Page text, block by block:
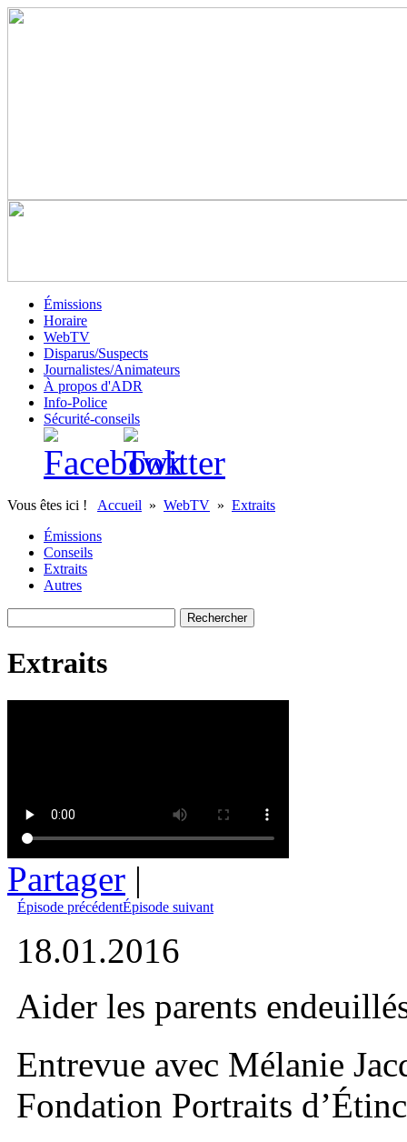
Émissions
Horaire
WebTV
Disparus/Suspects
Journalistes/Animateurs
À propos d'ADR
Info-Police
Sécurité-conseils
Vous êtes ici ! Accueil » WebTV » Extraits
Émissions
Conseils
Extraits
Autres
Extraits
Partager |
Épisode précédentÉpisode suivant
18.01.2016
Aider les parents
Entrevue avec Mélanie
Fondation Portraits